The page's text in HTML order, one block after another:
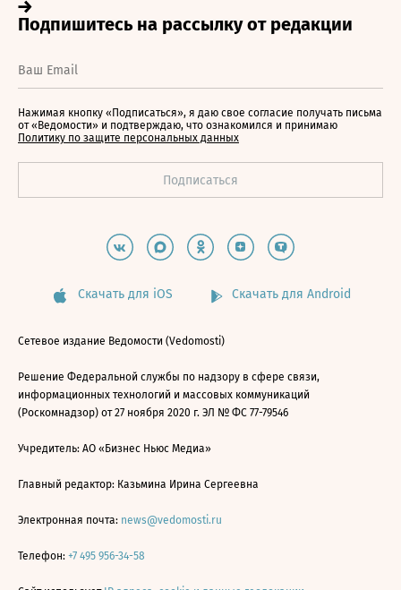
Нажимая кнопку «Подписаться», я даю свое согласие получать письма
от «Ведомости» и подтверждаю, что ознакомился и принимаю
Политику по защите персональных данных
Скачать для iOS Скачать для Android
Сетевое издание Ведомости (Vedomosti)
Решение Федеральной службы по надзору в сфере связи,
информационных технологий и массовых коммуникаций
(Роскомнадзор) от 27 ноября 2020 г. ЭЛ № ФС 77-79546
Учредитель: АО «Бизнес Ньюс Медиа»
Главный редактор: Казьмина Ирина Сергеевна
Электронная почта: news@vedomosti.ru
Телефон: +7 495 956-34-58